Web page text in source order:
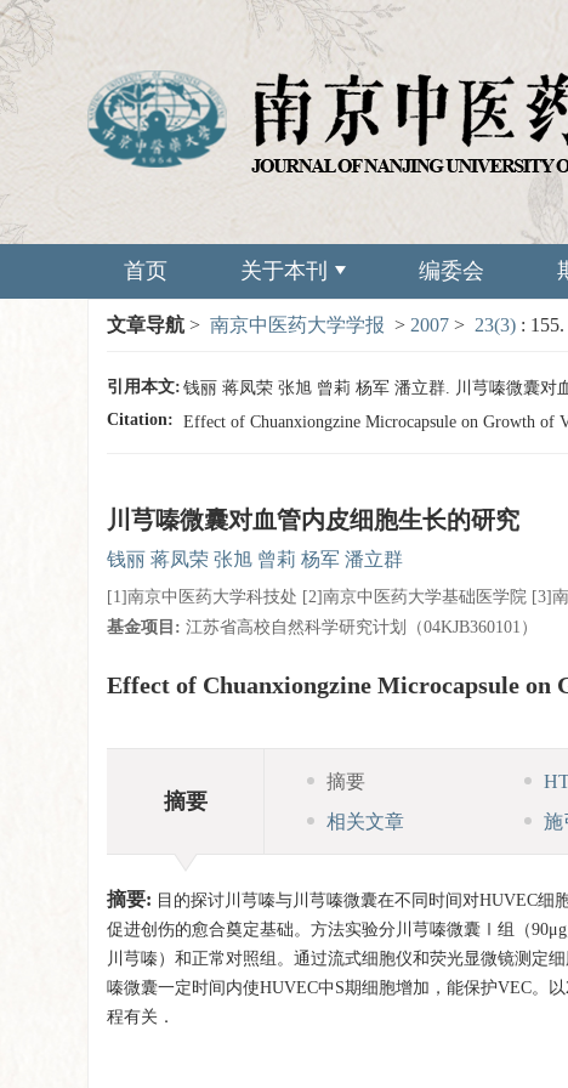
首页 关于本刊 编委会
文章导航 > 南京中医药大学学报 > 2007 > 23(3) : 155.
引用本文: 钱丽 蒋凤荣 张旭 曾莉 杨军 潘立群. 川芎嗪微囊对
Citation: Effect of Chuanxiongzine Microcapsule on Growth of
川芎嗪微囊对血管内皮细胞生长的研究
钱丽 蒋凤荣 张旭 曾莉 杨军 潘立群
[1]南京中医药大学科技处 [2]南京中医药大学基础医学院 [3]
基金项目: 江苏省高校自然科学研究计划（04KJB360101）
Effect of Chuanxiongzine Microcapsule on
摘要
摘要
相关文章
施
摘要: 目的探讨川芎嗪与川芎嗪微囊在不同时间对HUVEC
促进创伤的愈合奠定基础。方法实验分川芎嗪微囊Ⅰ组（
川芎嗪）和正常对照组。通过流式细胞仪和荧光显微镜测定
嗪微囊一定时间内使HUVEC中S期细胞增加，能保护VEC。
程有关．